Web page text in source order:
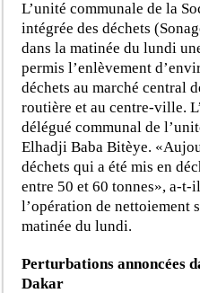
L’unité communale de la
intégrée des déchets
dans la matinée du lundi
permis l’enlèvement
déchets au marché central
routière et au centre-ville.
délégué communal de
Elhadji Baba Bitèye.
déchets qui a été mis en
entre 50 et 60 tonnes», a-
l’opération de nettoiement
matinée du lundi.
Perturbations annoncées
Dakar